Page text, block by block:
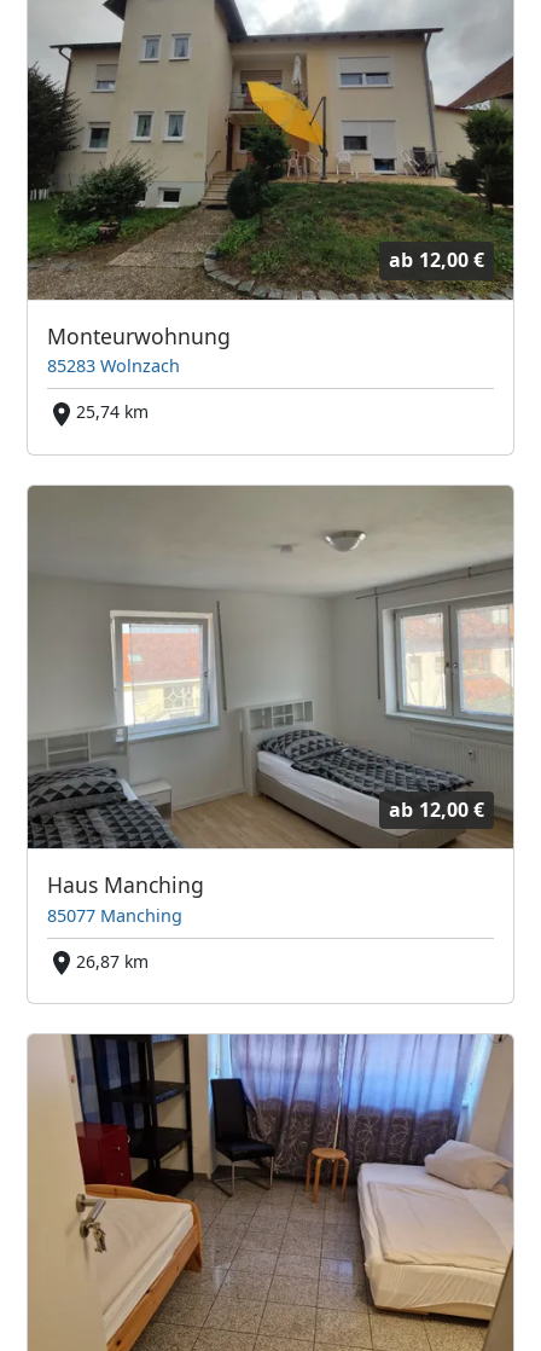
ab 12,00 €
Monteurwohnung
85283 Wolnzach
25,74 km
ab 12,00 €
Haus Manching
85077 Manching
26,87 km